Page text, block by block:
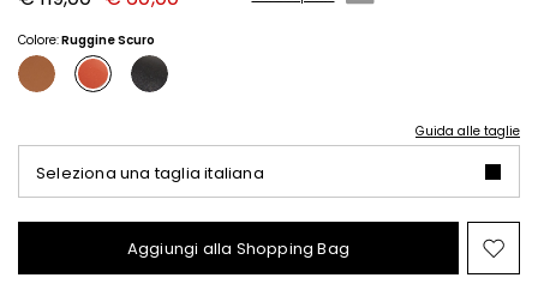
originale
119,00
prezzo
60,00
Colore:Ruggine Scuro
Guida alle taglie
Seleziona una taglia italiana
Aggiungi alla Shopping Bag